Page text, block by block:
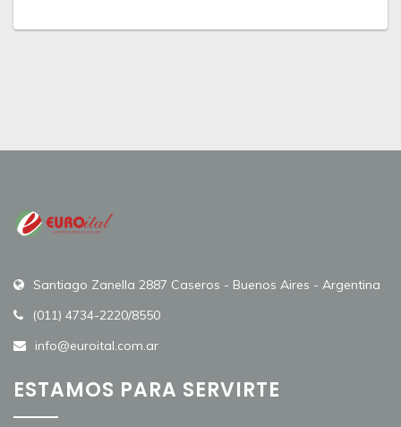
Santiago Zanella 2887 Caseros - Buenos Aires - Argentina
(011) 4734-2220/8550
info@euroital.com.ar
ESTAMOS PARA SERVIRTE